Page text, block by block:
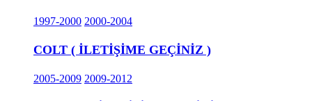
1997-2000 2000-2004
COLT ( İLETİŞİME GEÇİNİZ )
2005-2009 2009-2012